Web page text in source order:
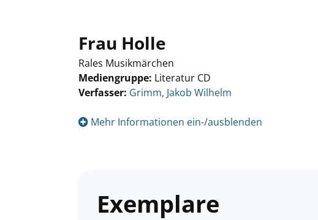
Frau Holle
Rales Musikmärchen
Mediengruppe: Literatur CD
Verfasser: Suche nach diesem Verfasser
Grimm, Jakob Wilhelm
Mehr Informationen ein-/ausblenden
Exemplare